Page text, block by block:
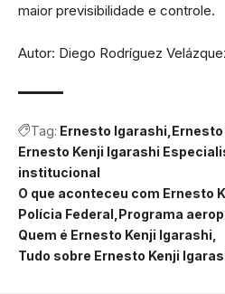
maior previsibilidade e controle.
Autor: Diego Rodríguez
Tag: Ernesto Igarashi
Ernesto Kenji Igarashi
institucional
O que aconteceu com Ernesto
Polícia Federal
Programa
Quem é Ernesto Kenji Igarashi
Tudo sobre Ernesto Kenji